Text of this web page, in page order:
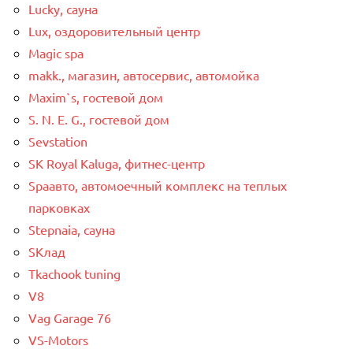
Lucky, сауна
Lux, оздоровительный центр
Magic spa
makk., магазин, автосервис, автомойка
Maxim`s, гостевой дом
S. N. E. G., гостевой дом
Sevstation
SK Royal Kaluga, фитнес-центр
Spaавто, автомоечный комплекс на теплых
парковках
Stepnaia, сауна
SКлад
Tkachook tuning
V8
Vag Garage 76
VS-Motors